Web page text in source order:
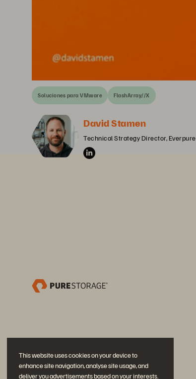
This website uses cookies on your device to
enhance site navigation, analyse site usage, and
deliver you advertisements based on your interests.
Soluciones para VMware FlashArray//X
David Stamen
Technical Strategy Director, Everpure